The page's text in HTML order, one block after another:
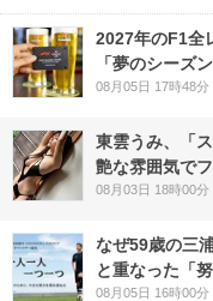
2027年のF1全
「夢のシーズ
08月05日 17時48分
東雲うみ、「
艶な雰囲気で
08月03日 18時00分
なぜ59歳の三
と重なった「
08月05日 16時00分